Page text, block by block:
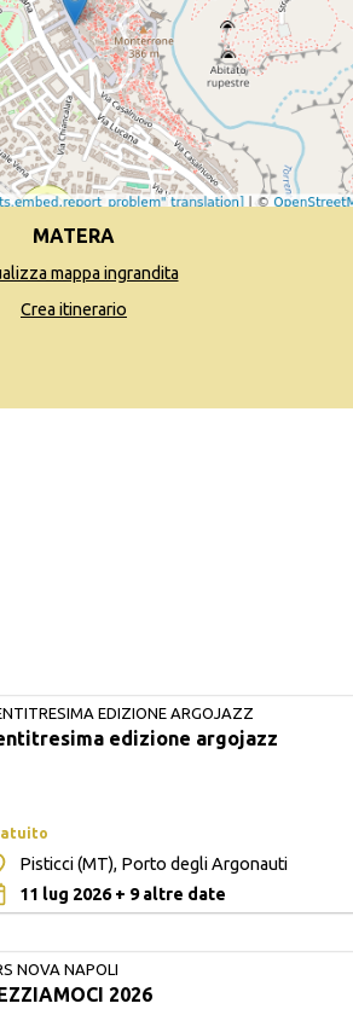
MATERA
mappa ingrandita
Crea itinerario
EDIZIONE ARGOJAZZ
edizione argojazz
Pisticci (MT), Porto degli Argonauti
11 lug 2026 + 9 altre date
NOVA NAPOLI
2026